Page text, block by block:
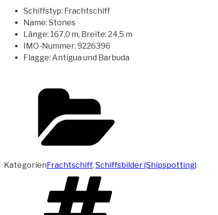
Schiffstyp: Frachtschiff
Name: Stones
Länge: 167,0 m, Breite: 24,5 m
IMO-Nummer: 9226396
Flagge: Antigua und Barbuda
KategorienFrachtschiff, Schiffsbilder (Shipspotting)